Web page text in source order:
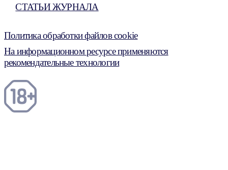
СТАТЬИ ЖУРНАЛА
Политика обработки файлов cookie
На информационном ресурсе применяются
рекомендательные технологии